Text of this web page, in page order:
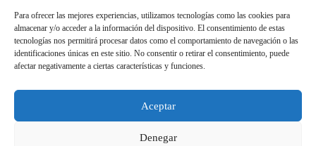
Para ofrecer las mejores experiencias, utilizamos tecnologías como las cookies para
almacenar y/o acceder a la información del dispositivo. El consentimiento de estas
tecnologías nos permitirá procesar datos como el comportamiento de navegación o las
identificaciones únicas en este sitio. No consentir o retirar el consentimiento, puede
afectar negativamente a ciertas características y funciones.
Aceptar
Denegar
Aviso legal